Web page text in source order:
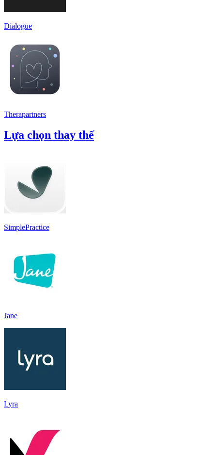
Dialogue
Therapartners
Lựa chọn thay thế
SimplePractice
Jane
Lyra